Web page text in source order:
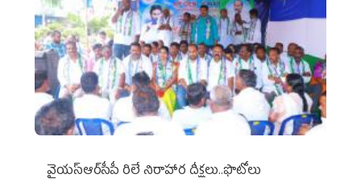
వైయ‌స్ఆర్‌సీపీ రిలే నిరాహార దీక్షలు..ఫొటోలు